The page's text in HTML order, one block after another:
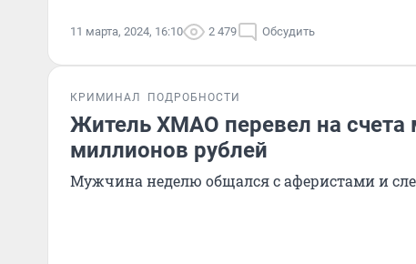
11 марта, 2024, 16:10 2 479 Обсудить
КРИМИНАЛ ПОДРОБНОСТИ
Житель ХМАО перевел на счета
миллионов рублей
Мужчина неделю общался с аферистами и